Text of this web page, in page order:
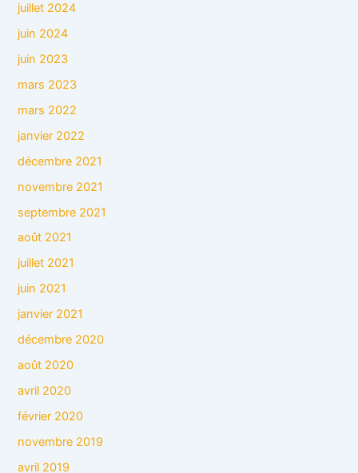
juillet 2024
juin 2024
juin 2023
mars 2023
mars 2022
janvier 2022
décembre 2021
novembre 2021
septembre 2021
août 2021
juillet 2021
juin 2021
janvier 2021
décembre 2020
août 2020
avril 2020
février 2020
novembre 2019
avril 2019